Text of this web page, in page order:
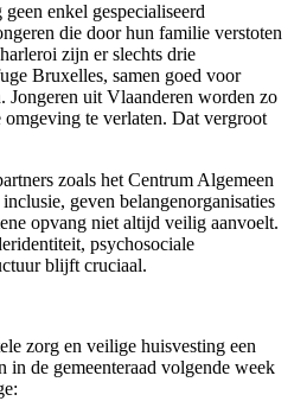
enkel gespecialiseerd
die door hun familie verstoten
zijn er slechts drie
Bruxelles, samen goed voor
Jongeren uit Vlaanderen worden zo
te verlaten. Dat vergroot
zoals het Centrum Algemeen
geven belangenorganisaties
opvang niet altijd veilig aanvoelt.
psychosociale
blijft cruciaal.
zorg en veilige huisvesting een
de gemeenteraad volgende week